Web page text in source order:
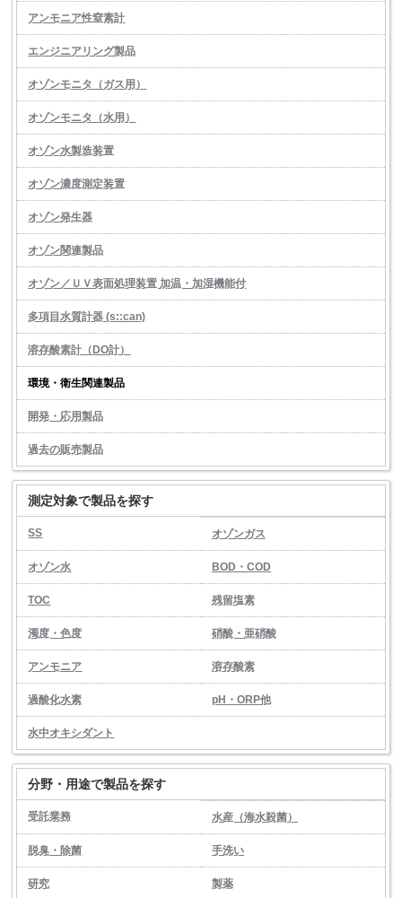
アンモニア性窒素計
エンジニアリング製品
オゾンモニタ（ガス用）
オゾンモニタ（水用）
オゾン水製造装置
オゾン濃度測定装置
オゾン発生器
オゾン関連製品
オゾン／ＵＶ表面処理装置 加温・加湿機能付
多項目水質計器 (s::can)
溶存酸素計（DO計）
環境・衛生関連製品
開発・応用製品
過去の販売製品
測定対象で製品を探す
SS オゾンガス
オゾン水 BOD・COD
TOC 残留塩素
濁度・色度 硝酸・亜硝酸
アンモニア 溶存酸素
過酸化水素 pH・ORP他
水中オキシダント
分野・用途で製品を探す
受託業務 水産（海水殺菌）
脱臭・除菌 手洗い
研究 製薬